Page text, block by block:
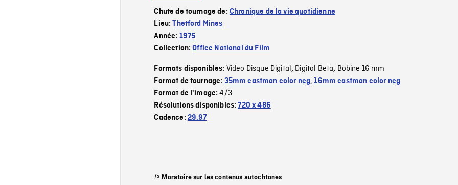
Chute de tournage de: Chronique de la vie quotidienne
Lieu:Thetford Mines
Année: 1975
Collection:Office National du Film
Formats disponibles: Video Disque Digital, Digital Beta, Bobine 16 mm
Format de tournage: 35mm eastman color neg,16mm eastman color neg
Format de l'image:4/3
Résolutions disponibles:720 x 486
Cadence: 29.97
Moratoire sur les contenus autochtones